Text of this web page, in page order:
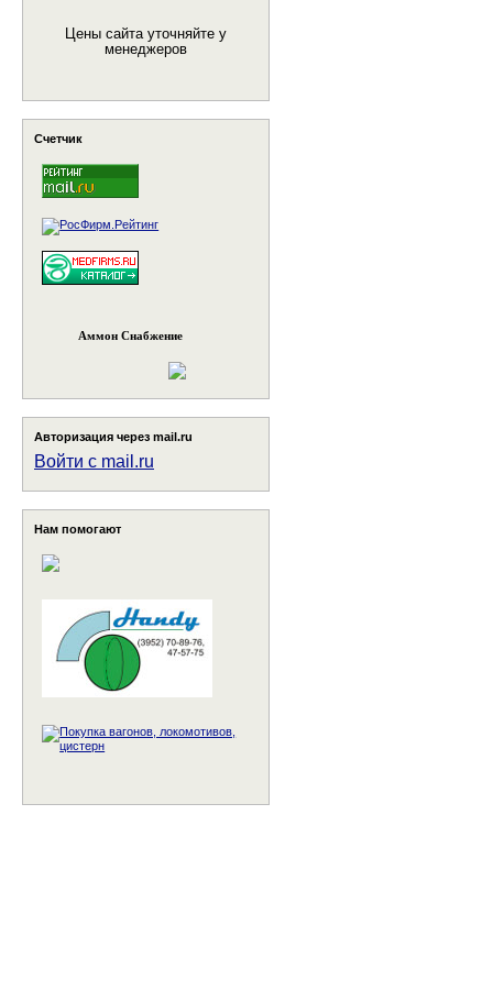
Цены сайта уточняйте у
менеджеров
Счетчик
Аммон Снабжение
Авторизация через mail.ru
Войти с mail.ru
Нам помогают